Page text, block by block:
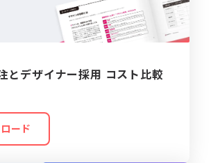
とデザイナー採用 コスト比較
ード